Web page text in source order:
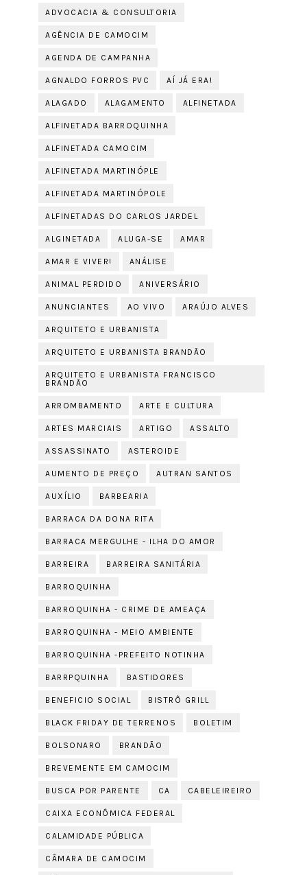
ADVOCACIA & CONSULTORIA
AGÊNCIA DE CAMOCIM
AGENDA DE CAMPANHA
AGNALDO FORROS PVC AÍ JÁ ERA!
ALAGADO ALAGAMENTO ALFINETADA
ALFINETADA BARROQUINHA
ALFINETADA CAMOCIM
ALFINETADA MARTINÓPLE
ALFINETADA MARTINÓPOLE
ALFINETADAS DO CARLOS JARDEL
ALGINETADA ALUGA-SE AMAR
AMAR E VIVER! ANÁLISE
ANIMAL PERDIDO ANIVERSÁRIO
ANUNCIANTES AO VIVO ARAÚJO ALVES
ARQUITETO E URBANISTA
ARQUITETO E URBANISTA BRANDÃO
ARQUITETO E URBANISTA FRANCISCO
BRANDÃO
ARROMBAMENTO ARTE E CULTURA
ARTES MARCIAIS ARTIGO ASSALTO
ASSASSINATO ASTEROIDE
AUMENTO DE PREÇO AUTRAN SANTOS
AUXÍLIO BARBEARIA
BARRACA DA DONA RITA
BARRACA MERGULHE - ILHA DO AMOR
BARREIRA BARREIRA SANITÁRIA
BARROQUINHA
BARROQUINHA - CRIME DE AMEAÇA
BARROQUINHA - MEIO AMBIENTE
BARROQUINHA -PREFEITO NOTINHA
BARRPQUINHA BASTIDORES
BENEFICIO SOCIAL BISTRÔ GRILL
BLACK FRIDAY DE TERRENOS BOLETIM
BOLSONARO BRANDÃO
BREVEMENTE EM CAMOCIM
BUSCA POR PARENTE CA CABELEIREIRO
CAIXA ECONÔMICA FEDERAL
CALAMIDADE PÚBLICA
CÂMARA DE CAMOCIM